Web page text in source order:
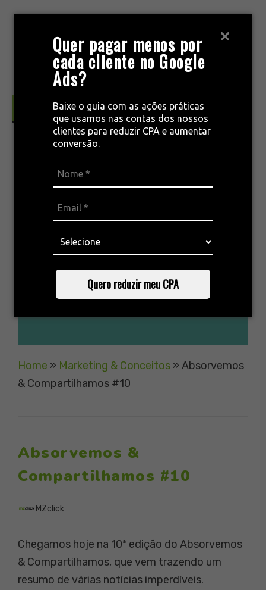
Quer pagar menos por
cada cliente no Google
Ads?
Baixe o guia com as ações práticas
que usamos nas contas dos nossos
clientes para reduzir CPA e aumentar
conversão.
Quero reduzir meu CPA
Marketing & Conceitos
Home » Marketing & Conceitos » Absorvemos
& Compartilhamos #10
Absorvemos &
Compartilhamos #10
MZclick
Chegamos hoje na 10ª edição do Absorvemos
& Compartilhamos, que vem trazendo um
resumo de várias notícias imperdíveis.